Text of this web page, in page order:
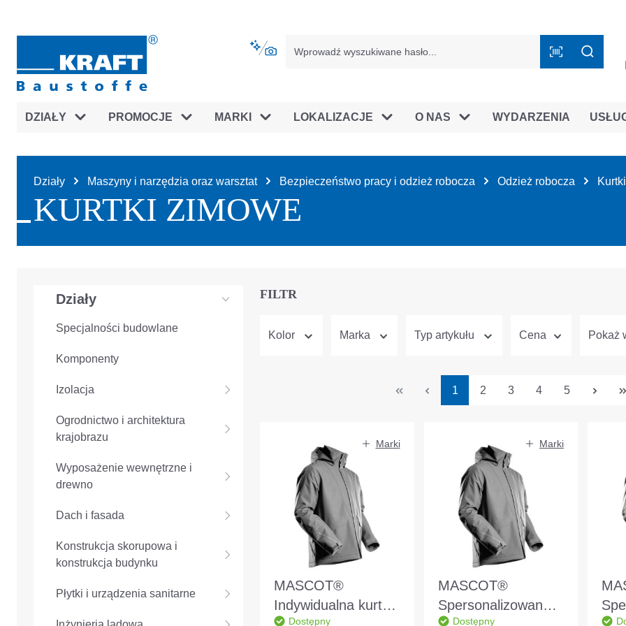
DZIAŁY PROMOCJE MARKI LOKALIZACJE O NAS WYDARZENIA
Działy Maszyny i narzędzia oraz warsztat Bezpieczeństwo pracy i odzież robocza Odzież robocza
KURTKI ZIMOWE
Działy
Specjalności budowlane
Komponenty
Izolacja
Ogrodnictwo i architektura
krajobrazu
Wyposażenie wewnętrzne i
drewno
Dach i fasada
Konstrukcja skorupowa i
konstrukcja budynku
Płytki i urządzenia sanitarne
FILTR
Kolor Marka Typ artykułu Cena Pokaż
Strona
1 Strona
2 Strona
3 Strona
4 Strona
5
Marki
MASCOT®
Indywidualna kurtka
Dostępny
Marki
MASCOT®
Spersonalizowana
Dostępny